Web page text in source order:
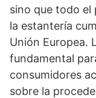
sino que todo el
la estantería
Unión Europea.
fundamental
consumidores
sobre la